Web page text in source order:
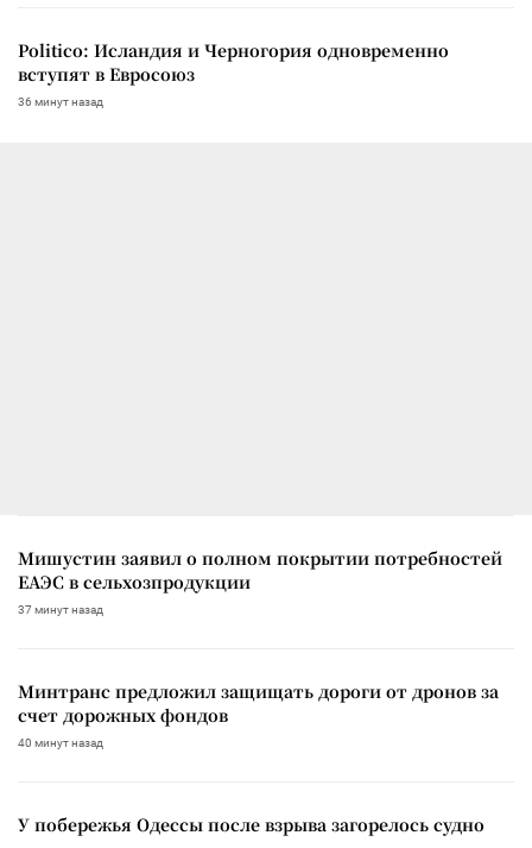
Politico: Исландия и Черногория одновременно
вступят в Евросоюз
36 минут назад
Мишустин заявил о полном покрытии потребностей
ЕАЭС в сельхозпродукции
37 минут назад
Минтранс предложил защищать дороги от дронов за
счет дорожных фондов
40 минут назад
У побережья Одессы после взрыва загорелось судно